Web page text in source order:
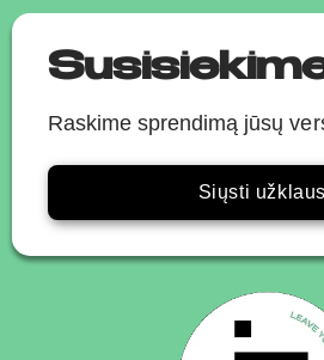
Raskime sprendimą jūsų
Siųsti